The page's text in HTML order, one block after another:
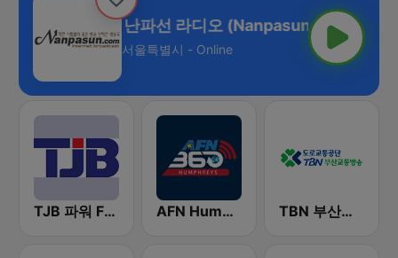
난파선 라디오 (Nanpasun Radio)
서울특별시 - Online
TJB 파워 FM (POWER FM) AFN Humphreys (Korea Only) TBN 부산교통방송